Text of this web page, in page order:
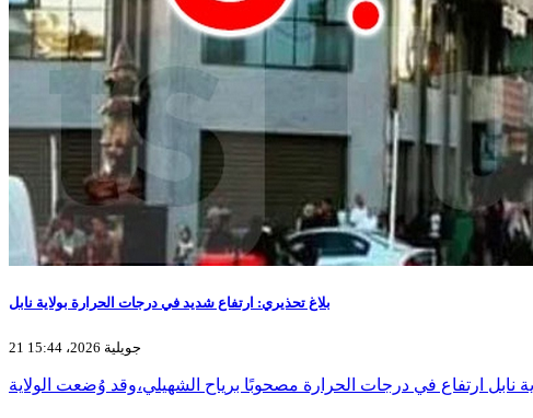
بلاغ تحذيري: ارتفاع شديد في درجات الحرارة بولاية نابل
21 جويلية 2026، 15:44